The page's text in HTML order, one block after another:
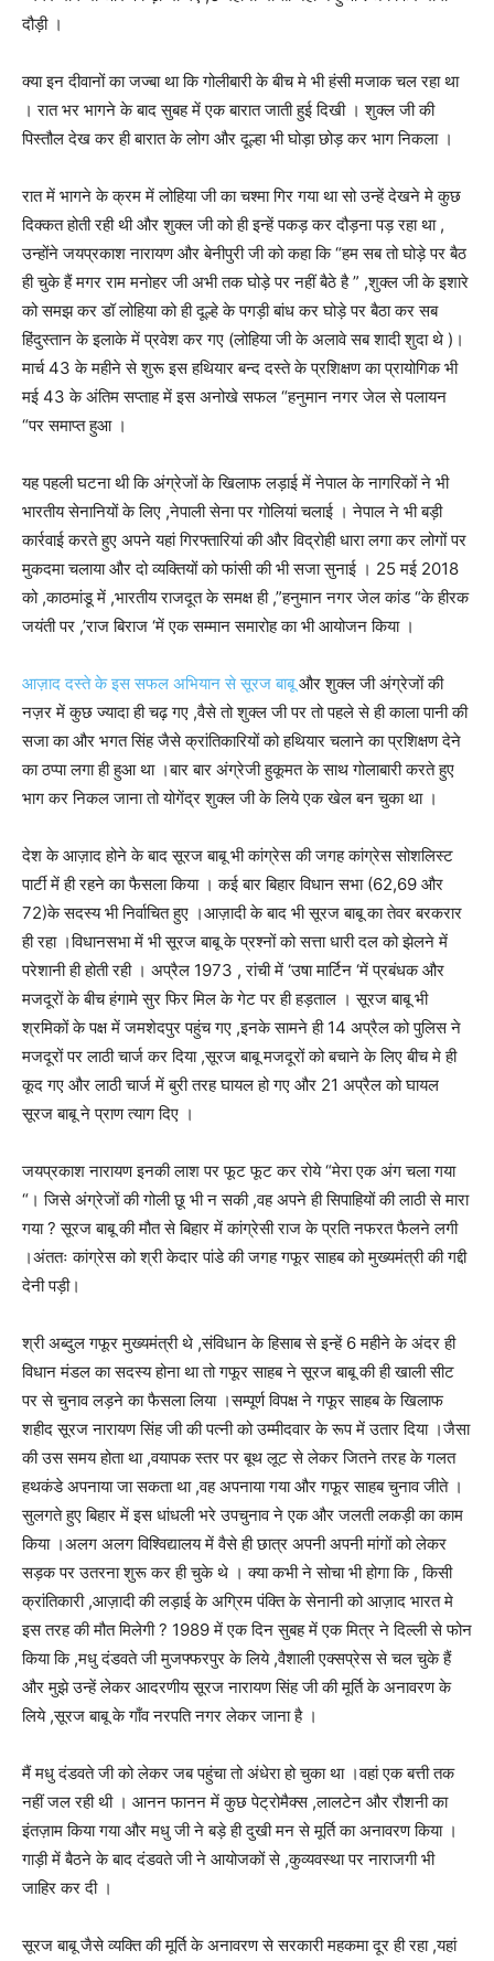
दौड़ी ।
क्या इन दीवानों का जज्बा था कि गोलीबारी के बीच मे भी हंसी मजाक चल रहा था
। रात भर भागने के बाद सुबह में एक बारात जाती हुई दिखी । शुक्ल जी की
पिस्तौल देख कर ही बारात के लोग और दूल्हा भी घोड़ा छोड़ कर भाग निकला ।
रात में भागने के क्रम में लोहिया जी का चश्मा गिर गया था सो उन्हें देखने मे कुछ
दिक्कत होती रही थी और शुक्ल जी को ही इन्हें पकड़ कर दौड़ना पड़ रहा था ,
उन्होंने जयप्रकाश नारायण और बेनीपुरी जी को कहा कि “हम सब तो घोड़े पर बैठ
ही चुके हैं मगर राम मनोहर जी अभी तक घोड़े पर नहीं बैठे है ” ,शुक्ल जी के इशारे
को समझ कर डॉ लोहिया को ही दूल्हे के पगड़ी बांध कर घोड़े पर बैठा कर सब
हिंदुस्तान के इलाके में प्रवेश कर गए (लोहिया जी के अलावे सब शादी शुदा थे )।
मार्च 43 के महीने से शुरू इस हथियार बन्द दस्ते के प्रशिक्षण का प्रायोगिक भी
मई 43 के अंतिम सप्ताह में इस अनोखे सफल “हनुमान नगर जेल से पलायन
“पर समाप्त हुआ ।
यह पहली घटना थी कि अंग्रेजों के खिलाफ लड़ाई में नेपाल के नागरिकों ने भी
भारतीय सेनानियों के लिए ,नेपाली सेना पर गोलियां चलाई । नेपाल ने भी बड़ी
कार्रवाई करते हुए अपने यहां गिरफ्तारियां की और विद्रोही धारा लगा कर लोगों पर
मुकदमा चलाया और दो व्यक्तियों को फांसी की भी सजा सुनाई । 25 मई 2018
को ,काठमांडू में ,भारतीय राजदूत के समक्ष ही ,”हनुमान नगर जेल कांड “के हीरक
जयंती पर ,’राज बिराज ‘में एक सम्मान समारोह का भी आयोजन किया ।
आज़ाद दस्ते के इस सफल अभियान से सूरज बाबूऔर शुक्ल जी अंग्रेजों की
नज़र में कुछ ज्यादा ही चढ़ गए ,वैसे तो शुक्ल जी पर तो पहले से ही काला पानी की
सजा का और भगत सिंह जैसे क्रांतिकारियों को हथियार चलाने का प्रशिक्षण देने
का ठप्पा लगा ही हुआ था ।बार बार अंग्रेजी हुकूमत के साथ गोलाबारी करते हुए
भाग कर निकल जाना तो योगेंद्र शुक्ल जी के लिये एक खेल बन चुका था ।
देश के आज़ाद होने के बाद सूरज बाबू भी कांग्रेस की जगह कांग्रेस सोशलिस्ट
पार्टी में ही रहने का फैसला किया । कई बार बिहार विधान सभा (62,69 और
72)के सदस्य भी निर्वाचित हुए ।आज़ादी के बाद भी सूरज बाबू का तेवर बरकरार
ही रहा ।विधानसभा में भी सूरज बाबू के प्रश्नों को सत्ता धारी दल को झेलने में
परेशानी ही होती रही । अप्रैल 1973 , रांची में ‘उषा मार्टिन ‘में प्रबंधक और
मजदूरों के बीच हंगामे सुर फिर मिल के गेट पर ही हड़ताल । सूरज बाबू भी
श्रमिकों के पक्ष में जमशेदपुर पहुंच गए ,इनके सामने ही 14 अप्रैल को पुलिस ने
मजदूरों पर लाठी चार्ज कर दिया ,सूरज बाबू मजदूरों को बचाने के लिए बीच मे ही
कूद गए और लाठी चार्ज में बुरी तरह घायल हो गए और 21 अप्रैल को घायल
सूरज बाबू ने प्राण त्याग दिए ।
जयप्रकाश नारायण इनकी लाश पर फूट फूट कर रोये “मेरा एक अंग चला गया
“। जिसे अंग्रेजों की गोली छू भी न सकी ,वह अपने ही सिपाहियों की लाठी से मारा
गया ? सूरज बाबू की मौत से बिहार में कांग्रेसी राज के प्रति नफरत फैलने लगी
।अंततः कांग्रेस को श्री केदार पांडे की जगह गफूर साहब को मुख्यमंत्री की गद्दी
देनी पड़ी।
श्री अब्दुल गफूर मुख्यमंत्री थे ,संविधान के हिसाब से इन्हें 6 महीने के अंदर ही
विधान मंडल का सदस्य होना था तो गफूर साहब ने सूरज बाबू की ही खाली सीट
पर से चुनाव लड़ने का फैसला लिया ।सम्पूर्ण विपक्ष ने गफूर साहब के खिलाफ
शहीद सूरज नारायण सिंह जी की पत्नी को उम्मीदवार के रूप में उतार दिया ।जैसा
की उस समय होता था ,वयापक स्तर पर बूथ लूट से लेकर जितने तरह के गलत
हथकंडे अपनाया जा सकता था ,वह अपनाया गया और गफूर साहब चुनाव जीते ।
सुलगते हुए बिहार में इस धांधली भरे उपचुनाव ने एक और जलती लकड़ी का काम
किया ।अलग अलग विश्विद्यालय में वैसे ही छात्र अपनी अपनी मांगों को लेकर
सड़क पर उतरना शुरू कर ही चुके थे । क्या कभी ने सोचा भी होगा कि , किसी
क्रांतिकारी ,आज़ादी की लड़ाई के अग्रिम पंक्ति के सेनानी को आज़ाद भारत मे
इस तरह की मौत मिलेगी ? 1989 में एक दिन सुबह में एक मित्र ने दिल्ली से फोन
किया कि ,मधु दंडवते जी मुजफ्फरपुर के लिये ,वैशाली एक्सप्रेस से चल चुके हैं
और मुझे उन्हें लेकर आदरणीय सूरज नारायण सिंह जी की मूर्ति के अनावरण के
लिये ,सूरज बाबू के गाँव नरपति नगर लेकर जाना है ।
मैं मधु दंडवते जी को लेकर जब पहुंचा तो अंधेरा हो चुका था ।वहां एक बत्ती तक
नहीं जल रही थी । आनन फानन में कुछ पेट्रोमैक्स ,लालटेन और रौशनी का
इंतज़ाम किया गया और मधु जी ने बड़े ही दुखी मन से मूर्ति का अनावरण किया ।
गाड़ी में बैठने के बाद दंडवते जी ने आयोजकों से ,कुव्यवस्था पर नाराजगी भी
जाहिर कर दी ।
सूरज बाबू जैसे व्यक्ति की मूर्ति के अनावरण से सरकारी महकमा दूर ही रहा ,यहां